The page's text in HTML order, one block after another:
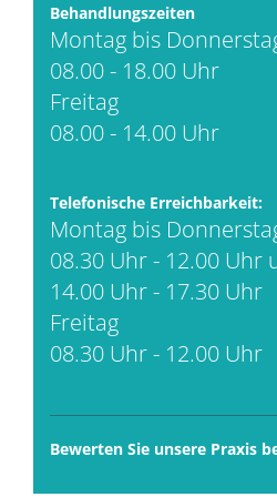
Behandlungszeiten
Montag bis
08.00 - 18.00 Uhr
Freitag
08.00 - 14.00 Uhr
Telefonische Erreichbarkeit:
Montag bis
08.30 Uhr - 12.00 Uhr
14.00 Uhr - 17.30 Uhr
Freitag
08.30 Uhr - 12.00 Uhr
Bewerten Sie unsere Praxis